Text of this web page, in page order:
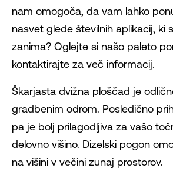
nam omogoča, da vam lahko
nasvet glede številnih aplikacij, ki
zanima? Oglejte si našo paleto
kontaktirajte za več informacij.
Škarjasta dvižna ploščad je
gradbenim odrom. Posledično
pa je bolj prilagodljiva za vašo
delovno višino. Dizelski pogon
na višini v večini zunaj prostorov.